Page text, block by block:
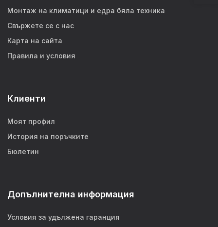
Монтаж на климатици и едра бяла техника
Свържете се с нас
Карта на сайта
Правила и условия
Клиенти
Моят профил
История на поръчките
Бюлетин
Допълнителна информация
Условия за удължена гаранция